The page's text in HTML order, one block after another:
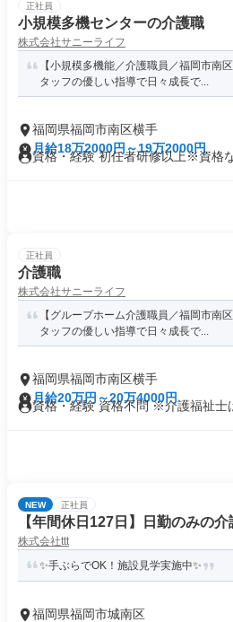
正社員
小規模多機センターの介護職
株式会社サニーライフ
【小規模多機能／介護職員／福岡市南
タッフの優しい指導で日々成長で...
福岡県福岡市南区横手
月給18万2000円～19万2000円
資格・経験 初任者研修以上※資格
正社員
介護職
株式会社サニーライフ
【グループホーム介護職員／福岡市南
タッフの優しい指導で日々成長で...
福岡県福岡市南区横手
月給20万円～20万4000円
資格・経験 資格不問 ※介護福祉士
NEW 正社員
【年間休日127日】日勤のみの
株式会社ttt
✨手ぶらでOK！施設見学実施中✨
福岡県福岡市城南区